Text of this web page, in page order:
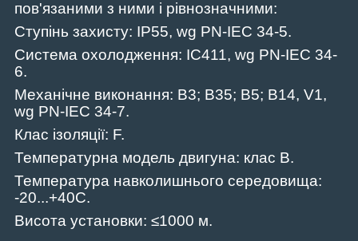
пов'язаними з ними і рівнозначними:
Ступінь захисту: IP55, wg PN-IEC 34-5.
Система охолодження: IC411, wg PN-IEC 34-
6.
Механічне виконання: B3; B35; B5; B14, V1,
wg PN-IEC 34-7.
Клас ізоляції: F.
Температурна модель двигуна: клас B.
Температура навколишнього середовища:
-20...+40C.
Висота установки: ≤1000 м.